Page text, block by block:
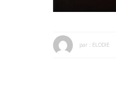
par : ELODIE